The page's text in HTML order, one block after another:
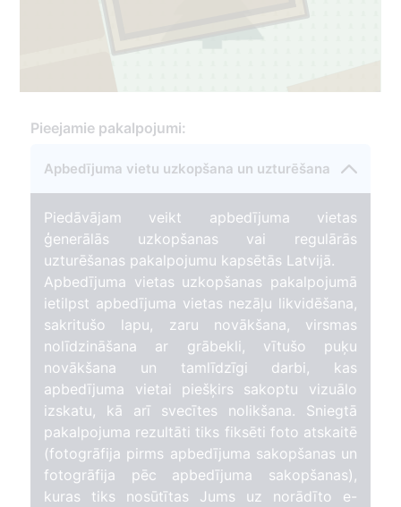
Pieejamie pakalpojumi:
Apbedījuma vietu uzkopšana un uzturēšana
Piedāvājam veikt apbedījuma vietas
ģenerālās uzkopšanas vai regulārās
uzturēšanas pakalpojumu kapsētās Latvijā.
Apbedījuma vietas uzkopšanas pakalpojumā
ietilpst apbedījuma vietas nezāļu likvidēšana,
sakritušo lapu, zaru novākšana, virsmas
nolīdzināšana ar grābekli, vītušo puķu
novākšana un tamlīdzīgi darbi, kas
apbedījuma vietai piešķirs sakoptu vizuālo
izskatu, kā arī svecītes nolikšana. Sniegtā
pakalpojuma rezultāti tiks fiksēti foto atskaitē
(fotogrāfija pirms apbedījuma sakopšanas un
fotogrāfija pēc apbedījuma sakopšanas),
kuras tiks nosūtītas Jums uz norādīto e-